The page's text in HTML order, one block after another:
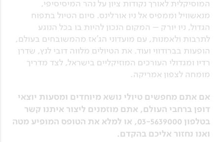
המוסיקלית לאורך נקודות ציון על נהר המיסיסיפי,
מנאשוויל וממפיס אל ניו אורלינס. סיום הטיול בתפוח
הגדול, ניו יורק – המקום הנכון להיות בו בכל הנוגע
לתרבות ולאמנות, עם מועדוני הג'אז מהמשובחים בעולם,
הופעות בברודווי ועוד. את הטיולים מלווה דובי לנץ, שדרן
רדיו ומגדולי העורכים המוזיקליים בישראל, לצד מדריך
מומחה לצפון אמריקה.
אם אתם מחפשים טיולי נושא מיוחדים ומסעות יוצאי
דופן ברחבי העולם, אתם מוזמנים ליצור איתנו קשר
בטלפון 03-5639000, או למלא את הטופס המופיע מטה
ואנו נחזור אליכם בהקדם.